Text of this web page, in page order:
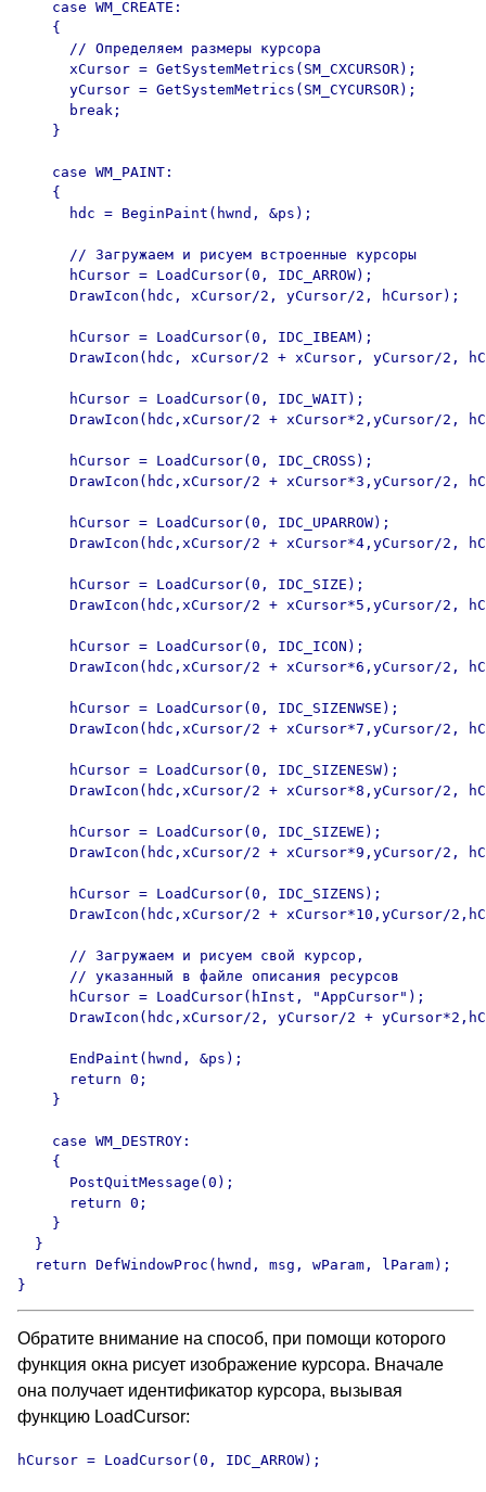
    case WM_CREATE:
    {
      // Определяем размеры курсора
      xCursor = GetSystemMetrics(SM_CXCURSOR);
      yCursor = GetSystemMetrics(SM_CYCURSOR);
      break;
    }
    case WM_PAINT:
    {
      hdc = BeginPaint(hwnd, &ps);
      // Загружаем и рисуем встроенные курсоры
      hCursor = LoadCursor(0, IDC_ARROW);
      DrawIcon(hdc, xCursor/2, yCursor/2, hCursor);
      hCursor = LoadCursor(0, IDC_IBEAM);
DrawIcon(hdc, xCursor/2 + xCursor, yCursor/2,
      hCursor = LoadCursor(0, IDC_WAIT);
DrawIcon(hdc,xCursor/2 + xCursor*2,yCursor/2,
      hCursor = LoadCursor(0, IDC_CROSS);
DrawIcon(hdc,xCursor/2 + xCursor*3,yCursor/2,
      hCursor = LoadCursor(0, IDC_UPARROW);
DrawIcon(hdc,xCursor/2 + xCursor*4,yCursor/2,
      hCursor = LoadCursor(0, IDC_SIZE);
DrawIcon(hdc,xCursor/2 + xCursor*5,yCursor/2,
      hCursor = LoadCursor(0, IDC_ICON);
DrawIcon(hdc,xCursor/2 + xCursor*6,yCursor/2,
      hCursor = LoadCursor(0, IDC_SIZENWSE);
DrawIcon(hdc,xCursor/2 + xCursor*7,yCursor/2,
      hCursor = LoadCursor(0, IDC_SIZENESW);
DrawIcon(hdc,xCursor/2 + xCursor*8,yCursor/2,
      hCursor = LoadCursor(0, IDC_SIZEWE);
DrawIcon(hdc,xCursor/2 + xCursor*9,yCursor/2,
      hCursor = LoadCursor(0, IDC_SIZENS);
DrawIcon(hdc,xCursor/2 + xCursor*10,yCursor/
      // Загружаем и рисуем свой курсор,
      // указанный в файле описания ресурсов
      hCursor = LoadCursor(hInst, "AppCursor");
DrawIcon(hdc,xCursor/2, yCursor/2 +
      EndPaint(hwnd, &ps);
      return 0;
    }
    case WM_DESTROY:
    {
      PostQuitMessage(0);
      return 0;
    }
  }
  return DefWindowProc(hwnd, msg, wParam, lParam);
}
Обратите внимание на способ, при помощи которого
функция окна рисует изображение курсора. Вначале
она получает идентификатор курсора, вызывая
функцию LoadCursor:
hCursor = LoadCursor(0, IDC_ARROW);